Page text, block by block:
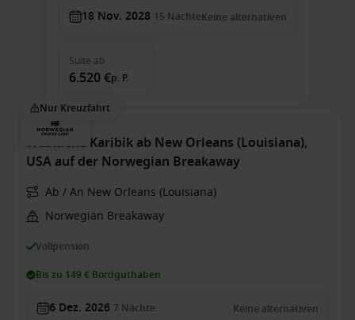
18 Nov. 2028 15 NächteKeine alternativen
Suite ab
6.520 €p. P.
Nur Kreuzfahrt
Westliche Karibik ab New Orleans (Louisiana),
USA auf der Norwegian Breakaway
Ab / An New Orleans (Louisiana)
Norwegian Breakaway
Vollpension
Bis zu 149 € Bordguthaben
6 Dez. 2026 7 Nächte Keine alternativen